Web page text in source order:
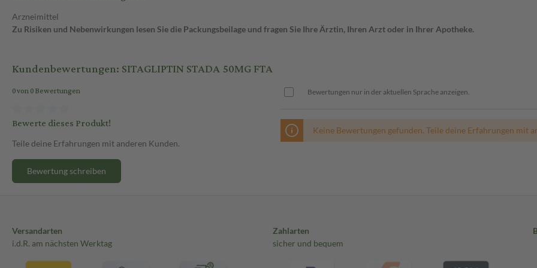
Arzneimittel
Zu Risiken und Nebenwirkungen lesen Sie die Packungsbeilage und fragen Sie Ihre Ärztin, Ihren Arzt oder in Ihrer Apotheke.
Kundenbewertungen: SITAGLIPTIN STADA 50MG FTA
0 von 0 Bewertungen
Bewerte dieses Produkt!
Teile deine Erfahrungen mit anderen Kunden.
Bewertung schreiben
Bewertungen nur in der aktuellen Sprache anzeigen.
Keine Bewertungen gefunden. Teile deine Erfahrungen mit
Versandarten
i.d.R. am nächsten Werktag
Zahlarten
sicher und bequem